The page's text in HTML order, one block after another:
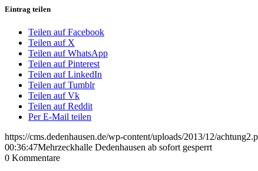
Eintrag teilen
Teilen auf Facebook
Teilen auf X
Teilen auf WhatsApp
Teilen auf Pinterest
Teilen auf LinkedIn
Teilen auf Tumblr
Teilen auf Vk
Teilen auf Reddit
Per E-Mail teilen
https://cms.dedenhausen.de/wp-content/uploads/2013/12/
00:36:47Mehrzeckhalle Dedenhausen ab sofort gesperrt
0 Kommentare